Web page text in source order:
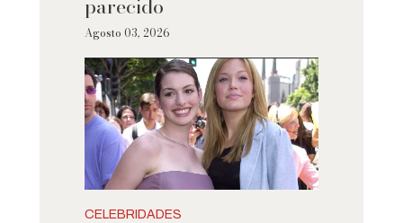
Agosto 03, 2026
CELEBRIDADES